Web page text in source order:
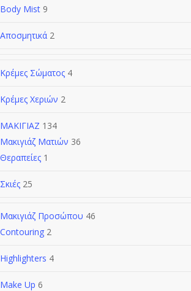
Body Mist 9
Αποσμητικά 2
Κρέμες Σώματος 4
Κρέμες Χεριών 2
ΜΑΚΙΓΙΑΖ 134
Μακιγιάζ Ματιών 36
Θεραπείες 1
Σκιές 25
Μακιγιάζ Προσώπου 46
Contouring 2
Highlighters 4
Make Up 6